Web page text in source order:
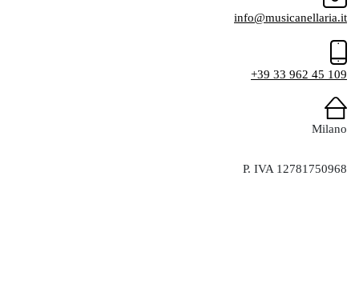
info@musicanellaria.it
+39 33 962 45 109
Milano
P. IVA 12781750968